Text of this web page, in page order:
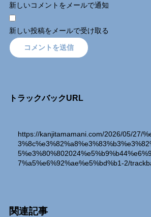
新しいコメントをメールで通知
新しい投稿をメールで受け取る
トラックバックURL
https://kanjitamamani.com/2026/05/27/
7%a5%e6%92%ae%e5%bd%b1-2/
関連記事Relation Entry